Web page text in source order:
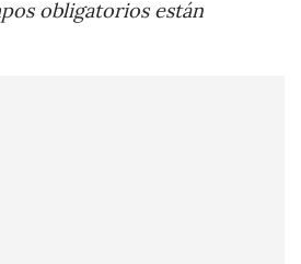
obligatorios están